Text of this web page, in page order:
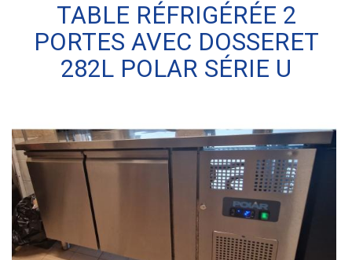
TABLE RÉFRIGÉRÉE 2
PORTES AVEC DOSSERET
282L POLAR SÉRIE U